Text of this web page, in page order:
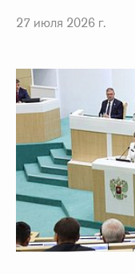
27 июля 2026 г.